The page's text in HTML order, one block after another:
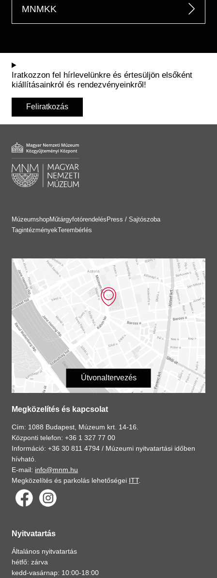
MNMKK
Iratkozzon fel hírlevelünkre és értesüljön elsőként
kiállításainkról és rendezvényeinkről!
Feliratkozás
MúzeumshopMűtárgyfotórendelés Press / Sajtószoba
TagintézményekTerembérlés
Útvonaltervezés
Megközelítés és kapcsolat
Cím: 1088 Budapest, Múzeum krt. 14-16.
Központi telefon: +36 1 327 77 00
Információ: +36 30 811 4794 / Múzeumi nyitvatartási időben
hívható.
E-mail: info@mnm.hu
Megközelítés és parkolás lehetőségei ITT.
Nyitvatartás
Általános nyitvatartás
hétfő: zárva
kedd-vasárnap: 10:00-18:00